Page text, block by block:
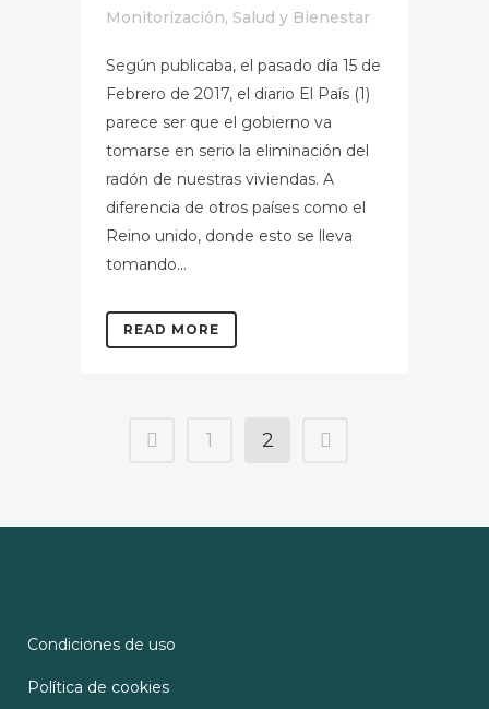
Monitorización, Salud y Bienestar
Según publicaba, el pasado día 15 de
Febrero de 2017, el diario El País (1)
parece ser que el gobierno va
tomarse en serio la eliminación del
radón de nuestras viviendas. A
diferencia de otros países como el
Reino unido, donde esto se lleva
tomando...
READ MORE
1 2
Condiciones de uso
Política de cookies